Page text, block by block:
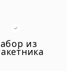
из